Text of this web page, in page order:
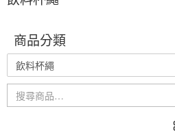
商品分類
飲料杯繩